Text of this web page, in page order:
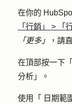
在你的
「行銷」
> 「
「更多」
，請
在頂部按一下「
分析 」。
使用「 日期範